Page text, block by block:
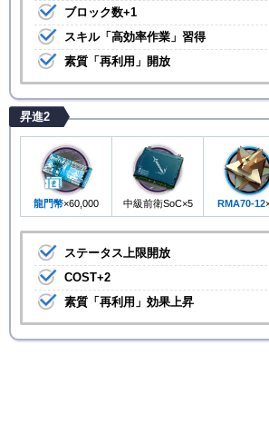
ブロック数+1
スキル「高効率作業」習得
素質「再利用」開放
昇進2
龍門幣×60,000 中級前衛SoC×5 RMA70-12
ステータス上限開放
COST+2
素質「再利用」効果上昇